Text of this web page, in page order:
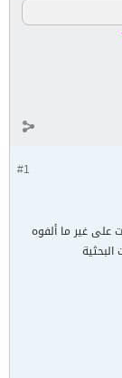
#1
على غير ما ألفوه